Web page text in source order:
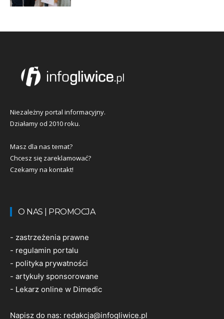
Niezależny portal informacyjny.
Działamy od 2010 roku.
Masz dla nas temat?
Chcesz się zareklamować?
Czekamy na kontakt!
O NAS | PROMOCJA
- zastrzeżenia prawne
- regulamin portalu
- polityka prywatności
- artykuły sponsorowane
- Lekarz online w Dimedic
Napisz do nas: redakcja@infogliwice.pl